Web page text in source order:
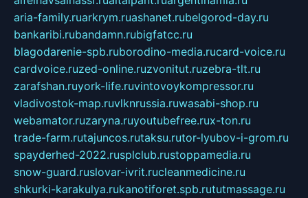
aria-family.ruarkrym.ruashanet.rubelgorod-day.ru
bankaribi.rubandamn.rubigfatcc.ru
blagodarenie-spb.ruborodino-media.rucard-voice.ru
cardvoice.ruzed-online.ruzvonitut.ruzebra-tlt.ru
zarafshan.ruyork-life.ruvintovoykompressor.ru
vladivostok-map.ruvlknrussia.ruwasabi-shop.ru
webamator.ruzaryna.ruyoutubefree.rux-ton.ru
trade-farm.rutajuncos.rutaksu.rutor-lyubov-i-grom.ru
spayderhed-2022.rusplclub.rustoppamedia.ru
snow-guard.ruslovar-ivrit.rucleanmedicine.ru
shkurki-karakulya.rukanotiforet.spb.rututmassage.ru